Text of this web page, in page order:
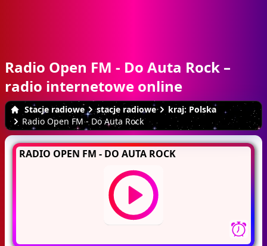
Radio Open FM - Do Auta Rock –
radio internetowe online
Stacje radiowe stacje radiowe
kraj: Polska
Radio Open FM - Do Auta Rock
RADIO OPEN FM - DO AUTA ROCK